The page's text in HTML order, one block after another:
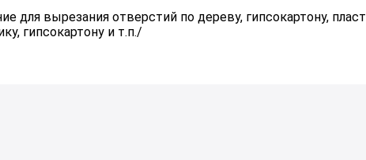
для вырезания отверстий по дереву, гипсокартону,
гипсокартону и т.п./